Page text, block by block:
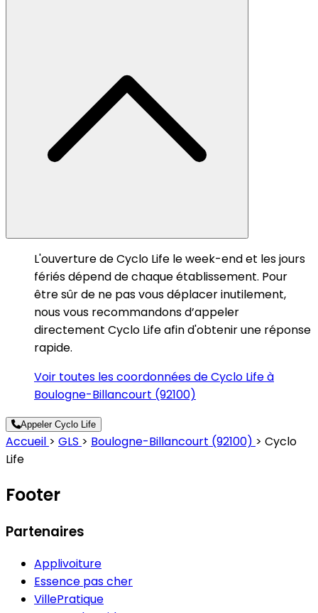
L'ouverture de Cyclo Life le week-end et les jours
fériés dépend de chaque établissement. Pour
être sûr de ne pas vous déplacer inutilement,
nous vous recommandons d’appeler
directement Cyclo Life afin d'obtenir une réponse
rapide.
Voir toutes les coordonnées de Cyclo Life à
Boulogne-Billancourt (92100)
Appeler Cyclo Life
Accueil > GLS > Boulogne-Billancourt (92100) > Cyclo
Life
Footer
Partenaires
Applivoiture
Essence pas cher
VillePratique